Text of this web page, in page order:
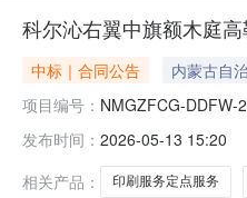
科尔沁右翼中旗额木庭
中标｜合同公告 内蒙古自
项目编号： NMGZFCG-DDFW-
发布时间： 2026-05-13 15:20
相关产品：
印刷服务定点服务